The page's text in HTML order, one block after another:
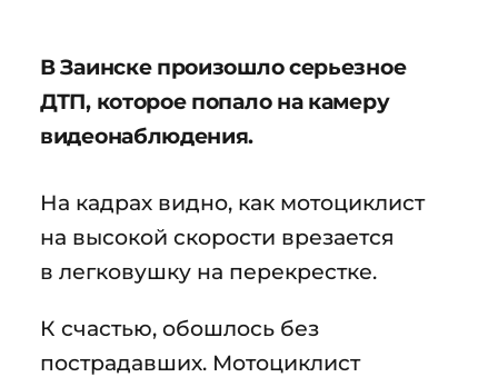
В Заинске произошло серьезное
ДТП, которое попало на камеру
видеонаблюдения.
На кадрах видно, как мотоциклист
на высокой скорости врезается
в легковушку на перекрестке.
К счастью, обошлось без
пострадавших. Мотоциклист